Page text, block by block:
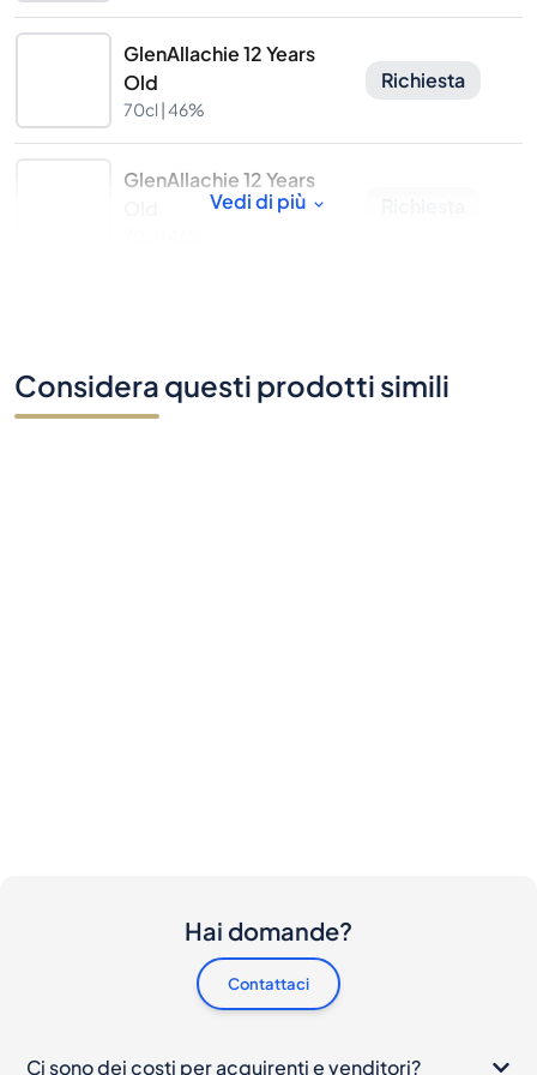
GlenAllachie 12 Years
Old
70cl |46%
Richiesta
GlenAllachie 12 Years
Vedi di più
Considera questi prodotti simili
Hai domande?
Contattaci
Ci sono dei costi per acquirenti e venditori?